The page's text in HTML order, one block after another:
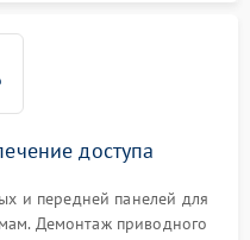
доступа
и передней панелей для
Демонтаж приводного